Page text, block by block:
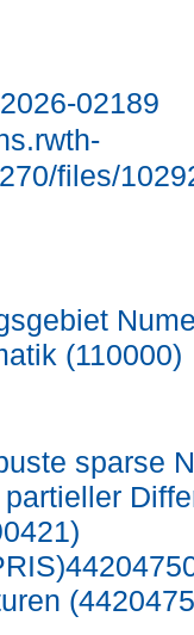
02189
files/
(110000)
sparse